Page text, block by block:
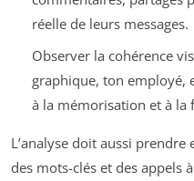
réelle de leurs messages.
Observer la cohérence
graphique, ton employé,
à la mémorisation et à la
L’analyse doit aussi prendre
des mots-clés et des appels